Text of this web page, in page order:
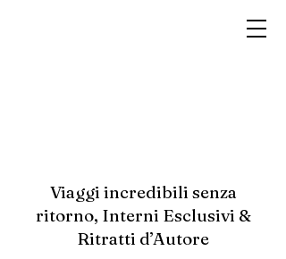
Viaggi incredibili senza
ritorno, Interni Esclusivi &
Ritratti d’Autore